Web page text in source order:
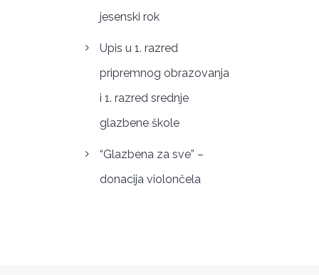
jesenski rok
Upis u 1. razred
pripremnog obrazovanja
i 1. razred srednje
glazbene škole
“Glazbena za sve” –
donacija violončela